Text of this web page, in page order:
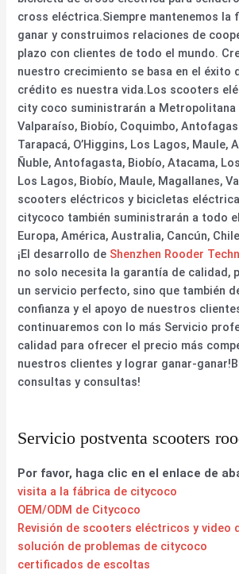
cross eléctrica.Siempre mantenemos la
ganar y construimos relaciones de
plazo con clientes de todo el mundo.
nuestro crecimiento se basa en el éxito
crédito es nuestra vida.Los scooters
city coco suministrarán a Metropolitana
Valparaíso, Biobío, Coquimbo,
Tarapacá, O’Higgins, Los Lagos, Maule,
Ñuble, Antofagasta, Biobío, Atacama,
Los Lagos, Biobío, Maule, Magallanes,
scooters eléctricos y bicicletas
citycoco también suministrarán a todo
Europa, América, Australia, Cancún,
¡El desarrollo de Shenzhen Rooder
no solo necesita la garantía de calidad,
un servicio perfecto, sino que también
confianza y el apoyo de nuestros
continuaremos con lo más Servicio
calidad para ofrecer el precio más
nuestros clientes y lograr ganar-
consultas y consultas!
Servicio postventa scooters
Por favor, haga clic en el enlace de
visita a la fábrica de citycoco
OEM/ODM de Citycoco
Revisión de scooters eléctricos y video
solución de problemas de citycoco
certificados de escoltas